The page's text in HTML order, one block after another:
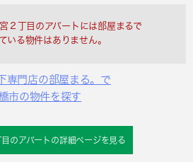
２丁目のアパートには部屋まるで
いる物件はありません。
専門店の部屋まる。で
市の物件を探す
のアパートの詳細ページを見る